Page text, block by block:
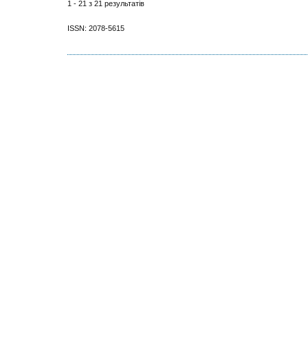
1 - 21 з 21 результатів
ISSN: 2078-5615